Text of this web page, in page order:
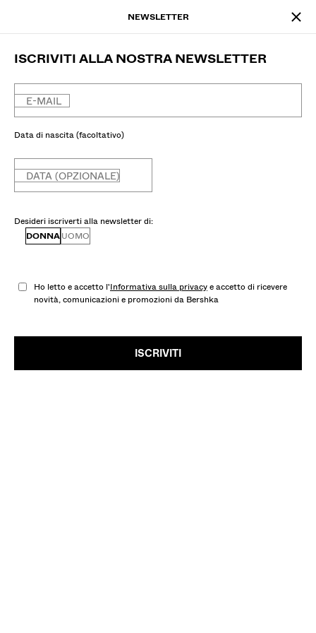
NEWSLETTER
ISCRIVITI ALLA NOSTRA NEWSLETTER
E-MAIL
Data di nascita (facoltativo)
DATA (OPZIONALE)
Desideri iscriverti alla newsletter di:
DONNAUOMO
Ho letto e accetto l'Informativa sulla privacye accetto di ricevere
novità, comunicazioni e promozioni da Bershka
ISCRIVITI